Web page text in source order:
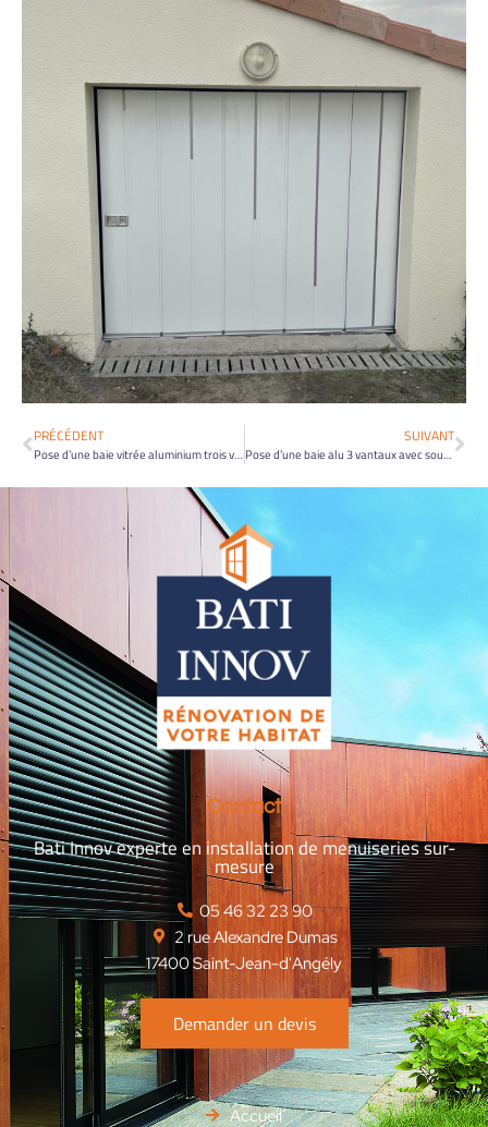
PRÉCÉDENT
Pose d’une baie vitrée aluminium trois vantaux avec châssis composé
SUIVANT
Pose d’une baie alu 3 vantaux avec soubassement à St Julien de l’Escap
Contact
Bati Innov experte en installation de menuiseries sur-
mesure
‭05 46 32 23 90‬
2 rue Alexandre Dumas
17400 Saint-Jean-d'Angély
Demander un devis
Accueil